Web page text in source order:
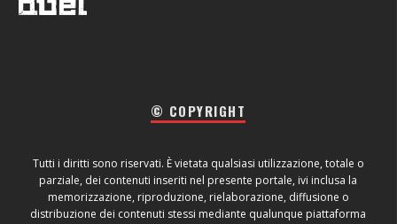
© COPYRIGHT
Tutti i diritti sono riservati. È vietata qualsiasi utilizzazione, totale o
parziale, dei contenuti inseriti nel presente portale, ivi inclusa la
memorizzazione, riproduzione, rielaborazione, diffusione o
distribuzione dei contenuti stessi mediante qualunque piattaforma